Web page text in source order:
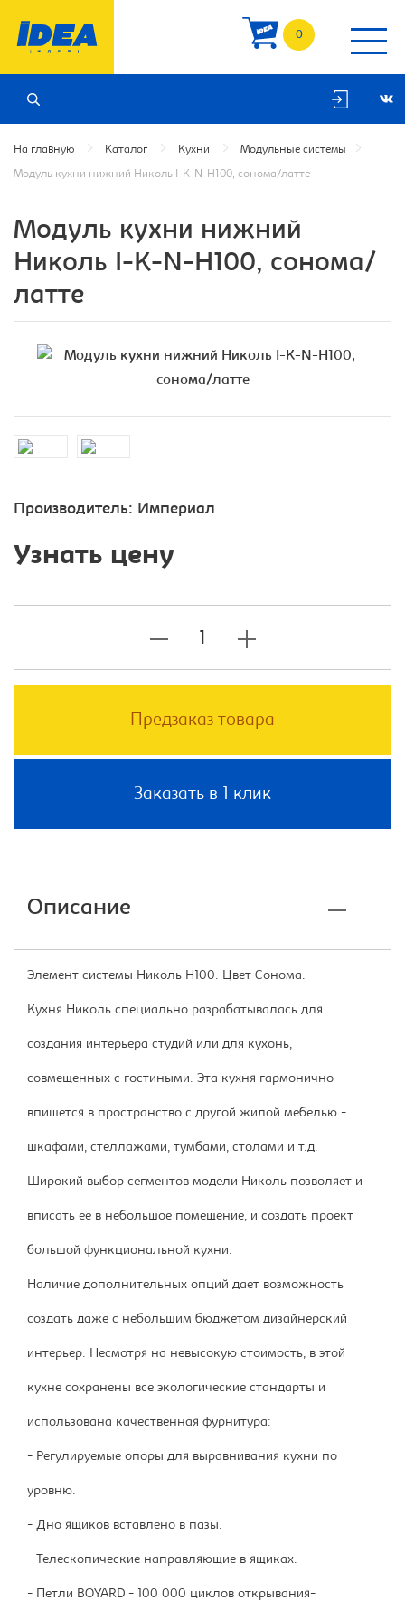
0
На главную Каталог Кухни Модульные системы
Модуль кухни нижний Николь I-K-N-H100, сонома/латте
Модуль кухни нижний
Николь I-K-N-H100, сонома/
латте
Производитель: Империал
Узнать цену
Предзаказ товара
Заказать в 1 клик
Описание
Элемент системы Николь Н100. Цвет Сонома.
Кухня Николь специально разрабатывалась для
создания интерьера студий или для кухонь,
совмещенных с гостиными. Эта кухня гармонично
впишется в пространство с другой жилой мебелью -
шкафами, стеллажами, тумбами, столами и т.д.
Широкий выбор сегментов модели Николь позволяет и
вписать ее в небольшое помещение, и создать проект
большой функциональной кухни.
Наличие дополнительных опций дает возможность
создать даже с небольшим бюджетом дизайнерский
интерьер. Несмотря на невысокую стоимость, в этой
кухне сохранены все экологические стандарты и
использована качественная фурнитура:
- Регулируемые опоры для выравнивания кухни по
уровню.
- Дно ящиков вставлено в пазы.
- Телескопические направляющие в ящиках.
- Петли BOYARD - 100 000 циклов открывания-